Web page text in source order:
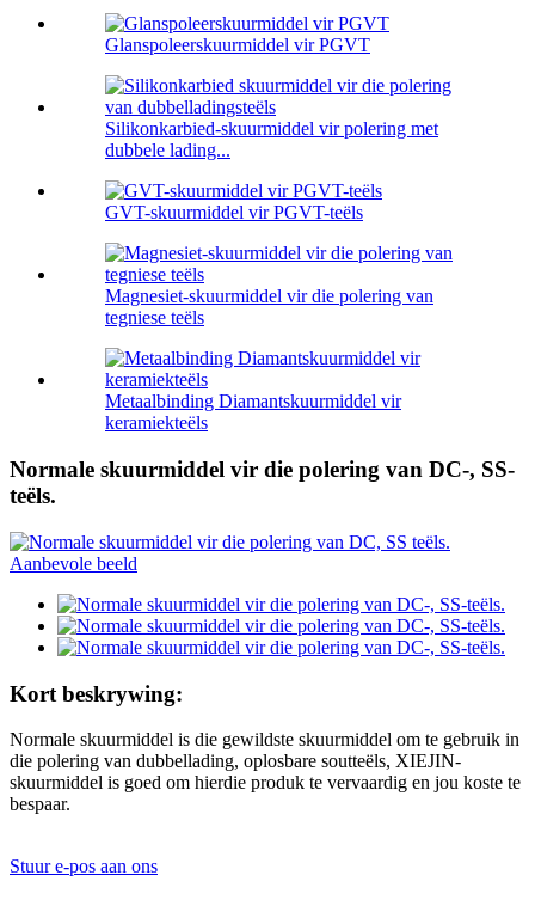
Glanspoleerskuurmiddel vir PGVT
Silikonkarbied-skuurmiddel vir polering met
dubbele lading...
GVT-skuurmiddel vir PGVT-teëls
Magnesiet-skuurmiddel vir die polering van
tegniese teëls
Metaalbinding Diamantskuurmiddel vir
keramiekteëls
Normale skuurmiddel vir die polering van DC-, SS-
teëls.
Kort beskrywing:
Normale skuurmiddel is die gewildste skuurmiddel om te gebruik in
die polering van dubbellading, oplosbare soutteëls, XIEJIN-
skuurmiddel is goed om hierdie produk te vervaardig en jou koste te
bespaar.
Stuur e-pos aan ons